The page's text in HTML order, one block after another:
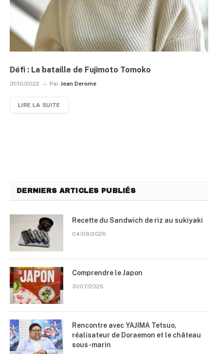
Défi : La bataille de Fujimoto Tomoko
31/10/2022 Par Jean Derome
LIRE LA SUITE
DERNIERS ARTICLES PUBLIÉS
Recette du Sandwich de riz au sukiyaki
04/08/2026
Comprendre le Japon
31/07/2026
Rencontre avec YAJIMA Tetsuo,
réalisateur de Doraemon et le château
sous-marin